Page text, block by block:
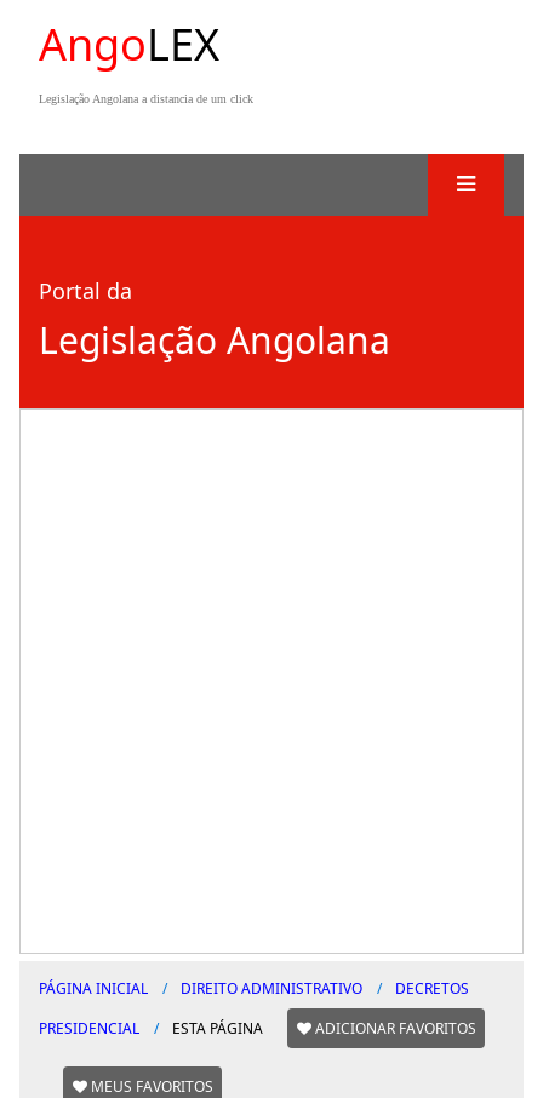
AngoLEX
Legislação Angolana a distancia de um click
Portal da
Legislação Angolana
PÁGINA INICIAL DIREITO ADMINISTRATIVO
DECRETOS
PRESIDENCIAL
ESTA PÁGINA ADICIONAR FAVORITOS
MEUS FAVORITOS